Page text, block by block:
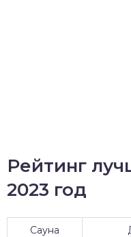
Рейтинг
2023 год
Сауна